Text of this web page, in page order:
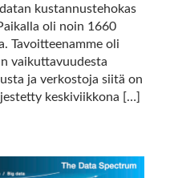
kustannustehokas
oli noin 1660
Tavoitteenamme oli
vaikuttavuudesta
ja verkostoja siitä on
keskiviikkona […]